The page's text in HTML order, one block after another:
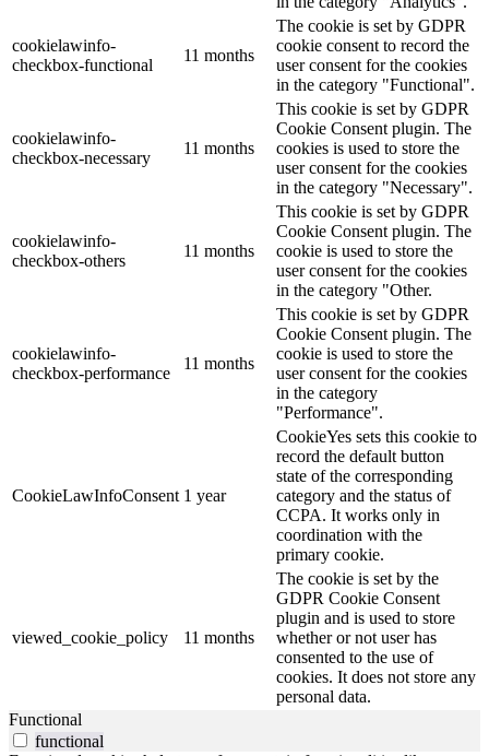
cookielawinfo-
checkbox-functional
11 months
The cookie is set by GDPR
cookie consent to record the
user consent for the cookies
in the category "Functional".
cookielawinfo-
checkbox-necessary
11 months
This cookie is set by GDPR
Cookie Consent plugin. The
cookies is used to store the
user consent for the cookies
in the category "Necessary".
cookielawinfo-
checkbox-others
11 months
This cookie is set by GDPR
Cookie Consent plugin. The
cookie is used to store the
user consent for the cookies
in the category "Other.
cookielawinfo-
checkbox-performance
11 months
This cookie is set by GDPR
Cookie Consent plugin. The
cookie is used to store the
user consent for the cookies
in the category
"Performance".
CookieLawInfoConsent 1 year
CookieYes sets this cookie to
record the default button
state of the corresponding
category and the status of
CCPA. It works only in
coordination with the
primary cookie.
viewed_cookie_policy 11 months
The cookie is set by the
GDPR Cookie Consent
plugin and is used to store
whether or not user has
consented to the use of
cookies. It does not store any
personal data.
Functional
functional